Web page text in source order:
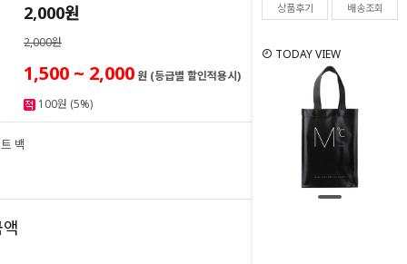
상품후기
배송조회
TODAY VIEW
2,000원
2,000원
1,500 ~ 2,000원 (등급별 할인적용시)
100원 (5%)
백
2,000 원